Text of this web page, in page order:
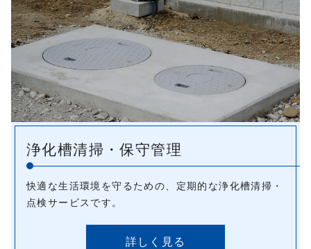
プライバシーポリシー
浄化槽清掃・保守管理
快適な生活環境を守るための、定期的な浄化槽清掃・
点検サービスです。
詳しく見る